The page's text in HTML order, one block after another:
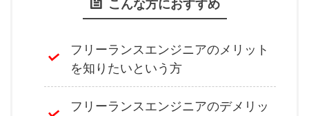
こんな方におすすめ
フリーランスエンジニアのメリット
を知りたいという方
フリーランスエンジニアのデメリッ